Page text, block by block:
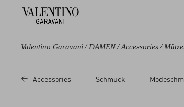
Valentino Garavani/ DAMEN/ Accessories/
FarbeAccessories Schmuck